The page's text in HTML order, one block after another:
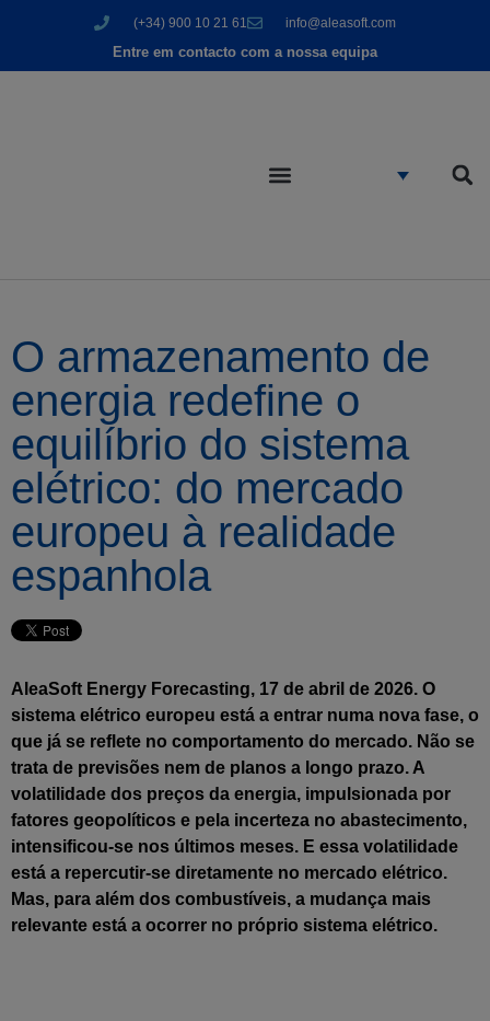
(+34) 900 10 21 61 info@aleasoft.com
Entre em contacto com a nossa equipa
O armazenamento de
energia redefine o
equilíbrio do sistema
elétrico: do mercado
europeu à realidade
espanhola
AleaSoft Energy Forecasting, 17 de abril de 2026. O
sistema elétrico europeu está a entrar numa nova fase, o
que já se reflete no comportamento do mercado. Não se
trata de previsões nem de planos a longo prazo. A
volatilidade dos preços da energia, impulsionada por
fatores geopolíticos e pela incerteza no abastecimento,
intensificou-se nos últimos meses. E essa volatilidade
está a repercutir-se diretamente no mercado elétrico.
Mas, para além dos combustíveis, a mudança mais
relevante está a ocorrer no próprio sistema elétrico.